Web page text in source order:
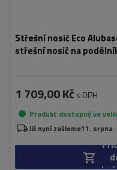
Střešní nosič Eco
střešní nosič na
1 709,00 Kč s DPH
Produkt dostupný ve
Již nyní zašleme11. srpna